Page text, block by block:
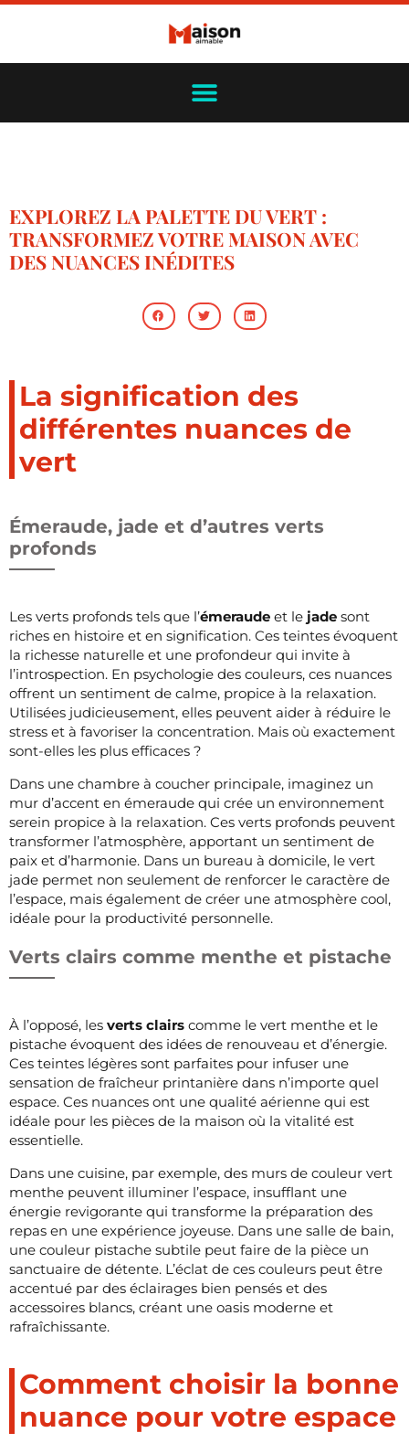
EXPLOREZ LA PALETTE DU VERT :
TRANSFORMEZ VOTRE MAISON AVEC
DES NUANCES INÉDITES
La signification des
différentes nuances de
vert
Émeraude, jade et d’autres verts
profonds
Les verts profonds tels que l’émeraude et le jade sont
riches en histoire et en signification. Ces teintes évoquent
la richesse naturelle et une profondeur qui invite à
l’introspection. En psychologie des couleurs, ces nuances
offrent un sentiment de calme, propice à la relaxation.
Utilisées judicieusement, elles peuvent aider à réduire le
stress et à favoriser la concentration. Mais où exactement
sont-elles les plus efficaces ?
Dans une chambre à coucher principale, imaginez un
mur d’accent en émeraude qui crée un environnement
serein propice à la relaxation. Ces verts profonds peuvent
transformer l’atmosphère, apportant un sentiment de
paix et d’harmonie. Dans un bureau à domicile, le vert
jade permet non seulement de renforcer le caractère de
l’espace, mais également de créer une atmosphère cool,
idéale pour la productivité personnelle.
Verts clairs comme menthe et pistache
À l’opposé, les verts clairs comme le vert menthe et le
pistache évoquent des idées de renouveau et d’énergie.
Ces teintes légères sont parfaites pour infuser une
sensation de fraîcheur printanière dans n’importe quel
espace. Ces nuances ont une qualité aérienne qui est
idéale pour les pièces de la maison où la vitalité est
essentielle.
Dans une cuisine, par exemple, des murs de couleur vert
menthe peuvent illuminer l’espace, insufflant une
énergie revigorante qui transforme la préparation des
repas en une expérience joyeuse. Dans une salle de bain,
une couleur pistache subtile peut faire de la pièce un
sanctuaire de détente. L’éclat de ces couleurs peut être
accentué par des éclairages bien pensés et des
accessoires blancs, créant une oasis moderne et
rafraîchissante.
Comment choisir la bonne
nuance pour votre espace